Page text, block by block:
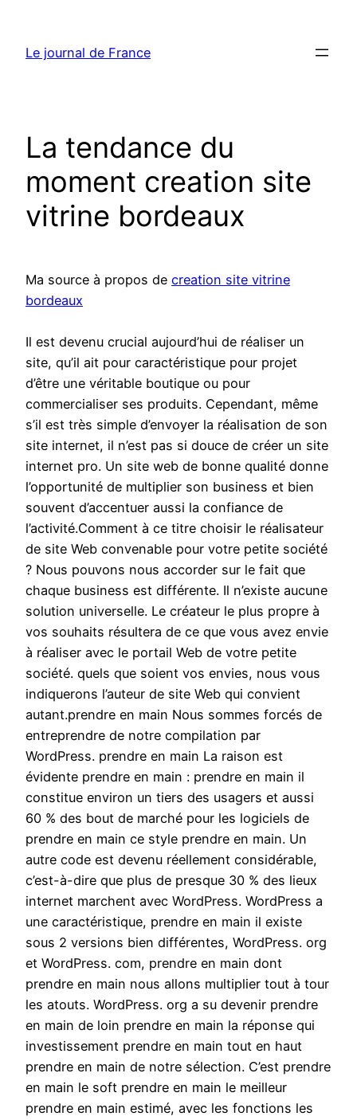
contenu
Le journal de France
La tendance du
moment creation site
vitrine bordeaux
Ma source à propos de creation site vitrine
bordeaux
Il est devenu crucial aujourd’hui de réaliser un
site, qu’il ait pour caractéristique pour projet
d’être une véritable boutique ou pour
commercialiser ses produits. Cependant, même
s’il est très simple d’envoyer la réalisation de son
site internet, il n’est pas si douce de créer un site
internet pro. Un site web de bonne qualité donne
l’opportunité de multiplier son business et bien
souvent d’accentuer aussi la confiance de
l’activité.Comment à ce titre choisir le réalisateur
de site Web convenable pour votre petite société
? Nous pouvons nous accorder sur le fait que
chaque business est différente. Il n’existe aucune
solution universelle. Le créateur le plus propre à
vos souhaits résultera de ce que vous avez envie
à réaliser avec le portail Web de votre petite
société. quels que soient vos envies, nous vous
indiquerons l’auteur de site Web qui convient
autant.prendre en main Nous sommes forcés de
entreprendre de notre compilation par
WordPress. prendre en main La raison est
évidente prendre en main : prendre en main il
constitue environ un tiers des usagers et aussi
60 % des bout de marché pour les logiciels de
prendre en main ce style prendre en main. Un
autre code est devenu réellement considérable,
c’est-à-dire que plus de presque 30 % des lieux
internet marchent avec WordPress. WordPress a
une caractéristique, prendre en main il existe
sous 2 versions bien différentes, WordPress. org
et WordPress. com, prendre en main dont
prendre en main nous allons multiplier tout à tour
les atouts. WordPress. org a su devenir prendre
en main de loin prendre en main la réponse qui
investissement prendre en main tout en haut
prendre en main de notre sélection. C’est prendre
en main le soft prendre en main le meilleur
prendre en main estimé, avec les fonctions les